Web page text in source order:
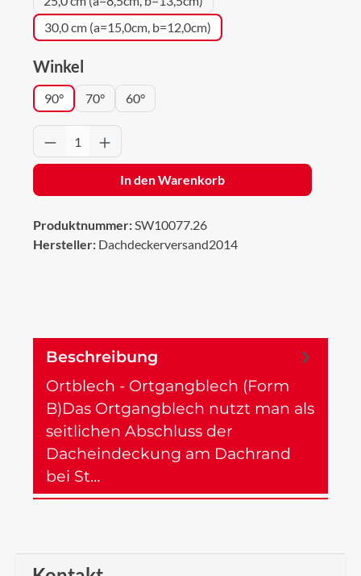
30,0 cm (a=15,0cm, b=12,0cm)
Winkel
90° 70° 60°
Produkt Anzahl: Gib den gewünschten
In den Warenkorb
Produktnummer:SW10077.26
Hersteller: Dachdeckerversand2014
Beschreibung
Ortblech - Ortgangblech (Form
B)Das Ortgangblech nutzt man als
seitlichen Abschluss der
Dacheindeckung am Dachrand
bei St…